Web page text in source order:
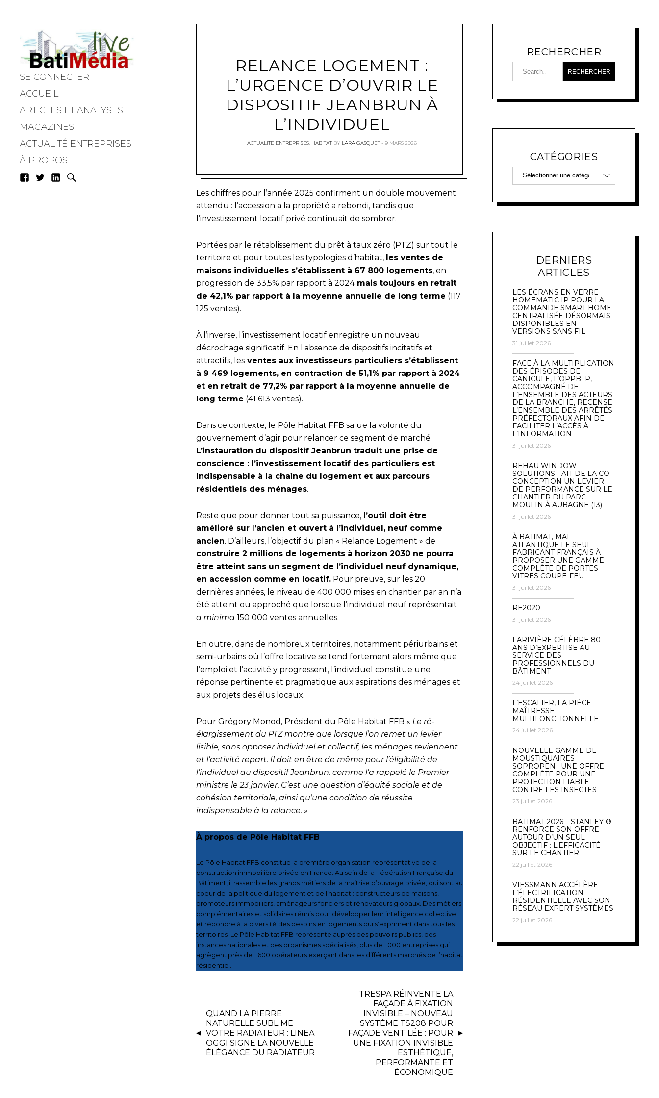
Batimedialive
SE CONNECTER
ACCUEIL
ARTICLES ET ANALYSES
MAGAZINES
ACTUALITÉ ENTREPRISES
À PROPOS
RELANCE LOGEMENT :
L’URGENCE D’OUVRIR LE
DISPOSITIF JEANBRUN À
L’INDIVIDUEL
ACTUALITÉ ENTREPRISES, HABITAT BY LARA GASQUET 9 MARS 2026
Les chiffres pour l’année 2025 confirment un double mouvement
attendu : l’accession à la propriété a rebondi, tandis que
l’investissement locatif privé continuait de sombrer.
Portées par le rétablissement du prêt à taux zéro (PTZ) sur tout le
territoire et pour toutes les typologies d’habitat, les ventes de
maisons individuelles s’établissent à 67 800 logements, en
progression de 33,5% par rapport à 2024mais toujours en retrait
de 42,1% par rapport à la moyenne annuelle de long terme (117
125 ventes).
À l’inverse, l’investissement locatif enregistre un nouveau
décrochage significatif. En l’absence de dispositifs incitatifs et
attractifs, les ventes aux investisseurs particuliers s’établissent
à 9 469 logements, en contraction de 51,1% par rapport à 2024
et en retrait de 77,2% par rapport à la moyenne annuelle de
long terme (41 613 ventes).
Dans ce contexte, le Pôle Habitat FFB salue la volonté du
gouvernement d’agir pour relancer ce segment de marché.
L’instauration du dispositif Jeanbrun traduit une prise de
conscience : l’investissement locatif des particuliers est
indispensable à la chaîne du logement et aux parcours
résidentiels des ménages.
Reste que pour donner tout sa puissance, l’outil doit être
amélioré sur l’ancien et ouvert à l’individuel, neuf comme
ancien. D’ailleurs, l’objectif du plan « Relance Logement » de
construire 2 millions de logements à horizon 2030 ne pourra
être atteint sans un segment de l’individuel neuf dynamique,
en accession comme en locatif. Pour preuve, sur les 20
dernières années, le niveau de 400 000 mises en chantier par an n’a
été atteint ou approché que lorsque l’individuel neuf représentait
a minima 150 000 ventes annuelles.
En outre, dans de nombreux territoires, notamment périurbains et
semi-urbains où l’offre locative se tend fortement alors même que
l’emploi et l’activité y progressent, l’individuel constitue une
réponse pertinente et pragmatique aux aspirations des ménages et
aux projets des élus locaux.
Pour Grégory Monod, Président du Pôle Habitat FFB « Le ré-
élargissement du PTZ montre que lorsque l’on remet un levier
lisible, sans opposer individuel et collectif, les ménages reviennent
et l’activité repart. Il doit en être de même pour l’éligibilité de
l’individuel au dispositif Jeanbrun, comme l’a rappelé le Premier
ministre le 23 janvier. C’est une question d’équité sociale et de
cohésion territoriale, ainsi qu’une condition de réussite
indispensable à la relance. »
À propos de Pôle Habitat FFB
Le Pôle Habitat FFB constitue la première organisation représentative de la
construction immobilière privée en France. Au sein de la Fédération Française du
Bâtiment, il rassemble les grands métiers de la maîtrise d’ouvrage privée, qui sont au
coeur de la politique du logement et de l’habitat : constructeurs de maisons,
promoteurs immobiliers, aménageurs fonciers et rénovateurs globaux. Des métiers
complémentaires et solidaires réunis pour développer leur intelligence collective
et répondre à la diversité des besoins en logements qui s’expriment dans tous les
territoires. Le Pôle Habitat FFB représente auprès des pouvoirs publics, des
instances nationales et des organismes spécialisés, plus de 1 000 entreprises qui
agrègent près de 1 600 opérateurs exerçant dans les différents marchés de l’habitat
résidentiel.
QUAND LA PIERRE
NATURELLE SUBLIME
VOTRE RADIATEUR : LINEA
OGGI SIGNE LA NOUVELLE
ÉLÉGANCE DU RADIATEUR
TRESPA RÉINVENTE LA
FAÇADE À FIXATION
INVISIBLE – NOUVEAU
SYSTÈME TS208 POUR
FAÇADE VENTILÉE : POUR
UNE FIXATION INVISIBLE
ESTHÉTIQUE,
PERFORMANTE ET
ÉCONOMIQUE
RECHERCHER
CATÉGORIES
DERNIERS
ARTICLES
LES ÉCRANS EN VERRE
HOMEMATIC IP POUR LA
COMMANDE SMART HOME
CENTRALISÉE DÉSORMAIS
DISPONIBLES EN
VERSIONS SANS FIL
31 juillet 2026
FACE À LA MULTIPLICATION
DES ÉPISODES DE
CANICULE, L’OPPBTP,
ACCOMPAGNÉ DE
L’ENSEMBLE DES ACTEURS
DE LA BRANCHE, RECENSE
L’ENSEMBLE DES ARRÊTÉS
PRÉFECTORAUX AFIN DE
FACILITER L’ACCÈS À
L’INFORMATION
31 juillet 2026
REHAU WINDOW
SOLUTIONS FAIT DE LA CO-
CONCEPTION UN LEVIER
DE PERFORMANCE SUR LE
CHANTIER DU PARC
MOULIN À AUBAGNE (13)
31 juillet 2026
À BATIMAT, MAF
ATLANTIQUE LE SEUL
FABRICANT FRANÇAIS À
PROPOSER UNE GAMME
COMPLÈTE DE PORTES
VITRES COUPE-FEU
31 juillet 2026
RE2020
31 juillet 2026
LARIVIÈRE CÉLÈBRE 80
ANS D’EXPERTISE AU
SERVICE DES
PROFESSIONNELS DU
BÂTIMENT
24 juillet 2026
L’ESCALIER, LA PIÈCE
MAÎTRESSE
MULTIFONCTIONNELLE
24 juillet 2026
NOUVELLE GAMME DE
MOUSTIQUAIRES
SOPROPEN : UNE OFFRE
COMPLÈTE POUR UNE
PROTECTION FIABLE
CONTRE LES INSECTES
23 juillet 2026
BATIMAT 2026 – STANLEY ®
RENFORCE SON OFFRE
AUTOUR D’UN SEUL
OBJECTIF : L’EFFICACITÉ
SUR LE CHANTIER
22 juillet 2026
VIESSMANN ACCÉLÈRE
L’ÉLECTRIFICATION
RÉSIDENTIELLE AVEC SON
RÉSEAU EXPERT SYSTÈMES
22 juillet 2026